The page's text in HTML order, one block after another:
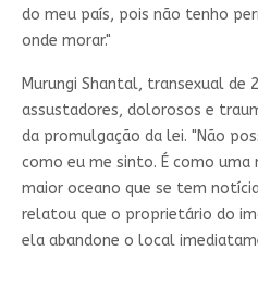
do meu país, pois não tenho
onde morar."
Murungi Shantal, transexual de
assustadores, dolorosos e
da promulgação da lei. "Não
como eu me sinto. É como
maior oceano que se tem
relatou que o proprietário do
ela abandone o local